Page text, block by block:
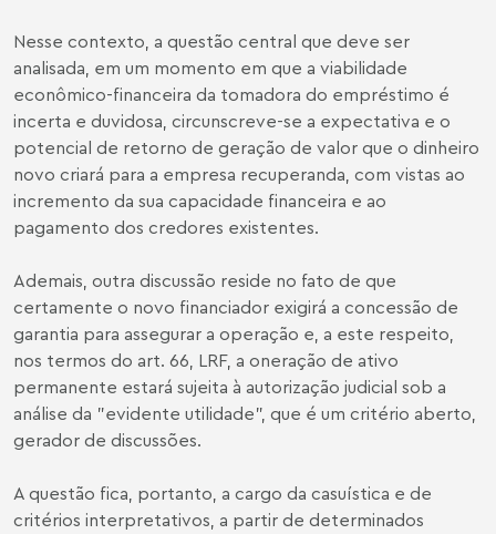
Nesse contexto, a questão central que deve ser
analisada, em um momento em que a viabilidade
econômico-financeira da tomadora do empréstimo é
incerta e duvidosa, circunscreve-se a expectativa e o
potencial de retorno de geração de valor que o dinheiro
novo criará para a empresa recuperanda, com vistas ao
incremento da sua capacidade financeira e ao
pagamento dos credores existentes.
Ademais, outra discussão reside no fato de que
certamente o novo financiador exigirá a concessão de
garantia para assegurar a operação e, a este respeito,
nos termos do art. 66, LRF, a oneração de ativo
permanente estará sujeita à autorização judicial sob a
análise da "evidente utilidade", que é um critério aberto,
gerador de discussões.
A questão fica, portanto, a cargo da casuística e de
critérios interpretativos, a partir de determinados